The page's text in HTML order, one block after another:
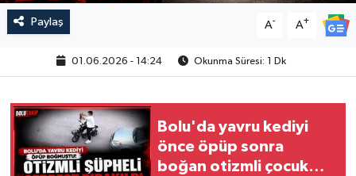
Paylaş A- A+
01.06.2026 - 14:24 Okunma Süresi: 1 Dk
Bolu'da yavru kediyi
önce öpüp sonra
boğan otizmli çocuk